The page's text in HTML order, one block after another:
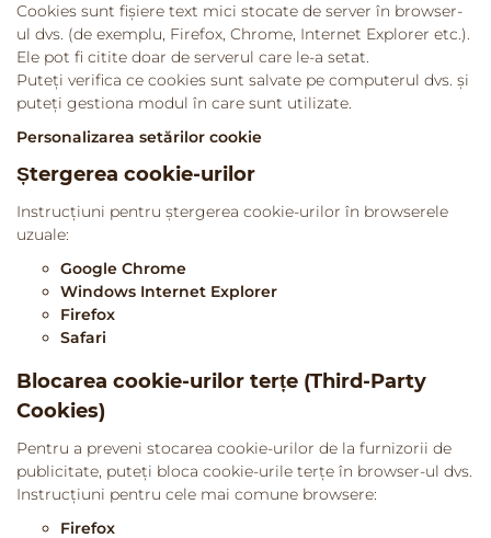
Cookies sunt fișiere text mici stocate de server în browser-
ul dvs. (de exemplu, Firefox, Chrome, Internet Explorer etc.).
Ele pot fi citite doar de serverul care le-a setat.
Puteți verifica ce cookies sunt salvate pe computerul dvs. și
puteți gestiona modul în care sunt utilizate.
Personalizarea setărilor cookie
Ștergerea cookie-urilor
Instrucțiuni pentru ștergerea cookie-urilor în browserele
uzuale:
Google Chrome
Windows Internet Explorer
Firefox
Safari
Blocarea cookie-urilor terțe (Third-Party
Cookies)
Pentru a preveni stocarea cookie-urilor de la furnizorii de
publicitate, puteți bloca cookie-urile terțe în browser-ul dvs.
Instrucțiuni pentru cele mai comune browsere:
Firefox